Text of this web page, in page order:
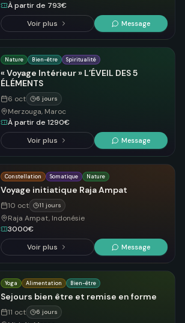
À partir de 793€
Voir plus
Message
Nature Bien-être Spiritualité
« Voyage Intérieur » L’ÉVEIL DES 5
ÉLÉMENTS
6 oct 6 jours
Merzouga, Maroc
À partir de 1290€
Voir plus
Message
Constellation Somatique Nature
Voyage initiatique Raja Ampat
10 oct 11 jours
Raja Ampat, Indonésie
3000€
Voir plus
Message
Yoga Alimentation Bien-être
Sejours bien être et remise en forme
11 oct 6 jours